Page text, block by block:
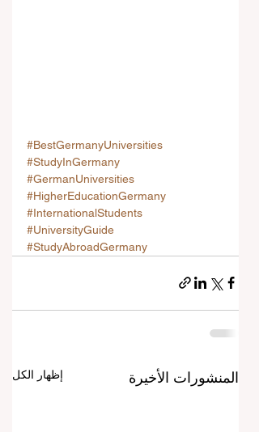
#BestGermanyUniversities
#StudyInGermany
#GermanUniversities
#HigherEducationGermany
#InternationalStudents
#UniversityGuide
#StudyAbroadGermany
المنشورات الأخيرة إظهار الكل